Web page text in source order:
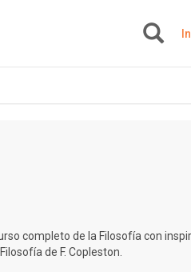
completo de la Filosofía con
de F. Copleston.